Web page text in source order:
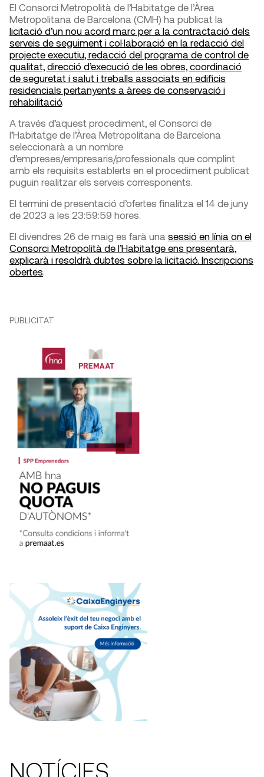
El Consorci Metropolità de l’Habitatge de l’Àrea
Metropolitana de Barcelona (CMH) ha publicat la
licitació d’un nou acord marc per a la contractació dels
serveis de seguiment i col·laboració en la redacció del
projecte executiu, redacció del programa de control de
qualitat, direcció d’execució de les obres, coordinació
de seguretat i salut i treballs associats en edificis
residencials pertanyents a àrees de conservació i
rehabilitació
A través d’aquest procediment, el Consorci de
l’Habitatge de l’Àrea Metropolitana de Barcelona
seleccionarà a un nombre
d’empreses/empresaris/professionals que complint
amb els requisits establerts en el procediment publicat
puguin realitzar els serveis corresponents.
El termini de presentació d’ofertes finalitza el 14 de juny
de 2023 a les 23:59:59 hores.
El divendres 26 de maig es farà una sessió en línia on el
Consorci Metropolità de l’Habitatge ens presentarà,
explicarà i resoldrà dubtes sobre la licitació. Inscripcions
obertes
PUBLICITAT
NOTÍCIES